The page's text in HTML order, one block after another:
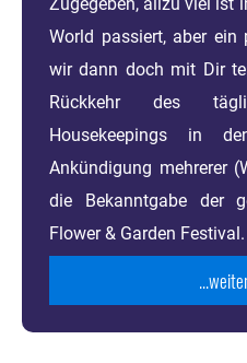
Zugegeben, allzu viel ist
World passiert, aber ein
wir dann doch mit Dir
Rückkehr des
Housekeepings in
Ankündigung mehrerer
die Bekanntgabe der
Flower & Garden Festival.